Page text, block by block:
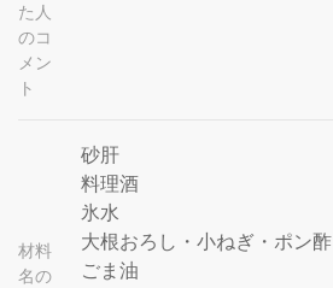
た人
のコ
メン
ト
材料
名の
砂肝
料理酒
氷水
大根おろし・小ねぎ・ポン酢
ごま油